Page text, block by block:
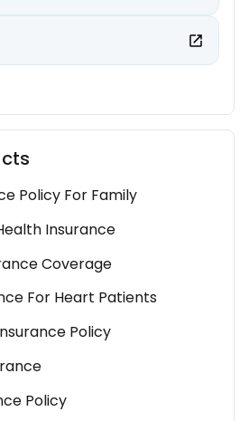
Policy For Family
Insurance
Coverage
For Heart Patients
Policy
Policy